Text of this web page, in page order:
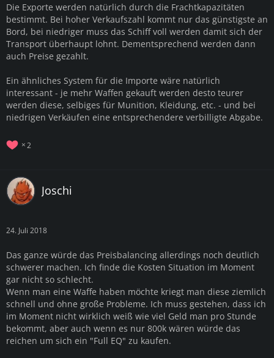
Die Exporte werden natürlich durch die Frachtkapazitäten
bestimmt. Bei hoher Verkaufszahl kommt nur das günstigste an
Bord, bei niedriger muss das Schiff voll werden damit sich der
Transport überhaupt lohnt. Dementsprechend werden dann
auch Preise gezahlt.
Ein ähnliches System für die Importe wäre natürlich
interessant - je mehr Waffen gekauft werden desto teurer
werden diese, selbiges für Munition, Kleidung, etc. - und bei
niedrigen Verkäufen eine entsprechendere verbilligte Abgabe.
2
Joschi
24. Juli 2018
Das ganze würde das Preisbalancing allerdings noch deutlich
schwerer machen. Ich finde die Kosten Situation im Moment
gar nicht so schlecht.
Wenn man eine Waffe haben möchte kriegt man diese ziemlich
schnell und ohne große Probleme. Ich muss gestehen, dass ich
im Moment nicht wirklich weiß wie viel Geld man pro Stunde
bekommt, aber auch wenn es nur 800k wären würde das
reichen um sich ein "Full EQ" zu kaufen.